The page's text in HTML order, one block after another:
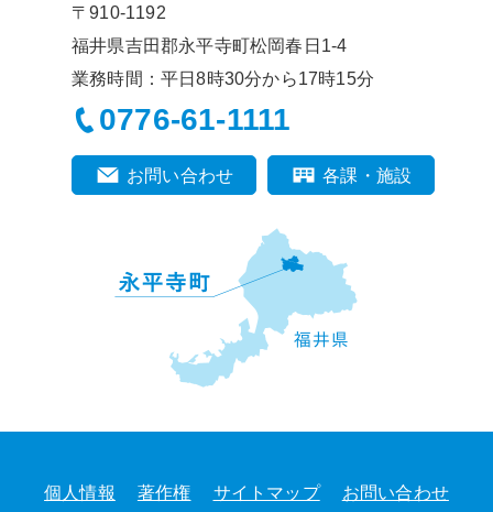
〒910-1192
福井県吉田郡永平寺町松岡春日1-4
業務時間：平日8時30分から17時15分
0776-61-1111
お問い合わせ 各課・施設
個人情報 著作権 サイトマップ お問い合わせ